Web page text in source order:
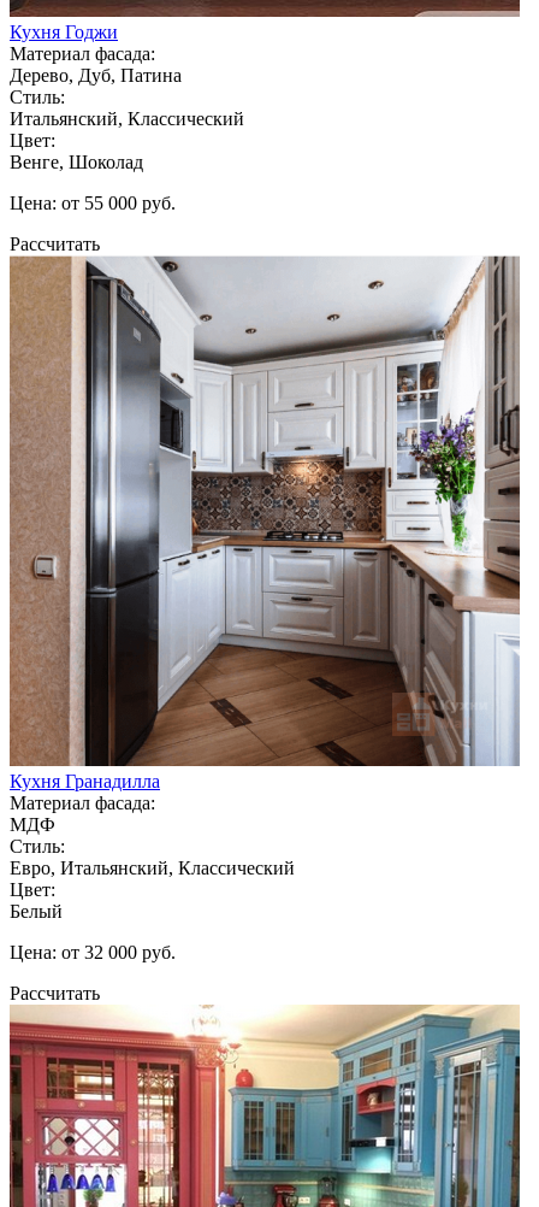
Кухня Годжи
Материал фасада:
Дерево, Дуб, Патина
Стиль:
Итальянский, Классический
Цвет:
Венге, Шоколад
Цена: от 55 000 руб.
Рассчитать
Кухня Гранадилла
Материал фасада:
МДФ
Стиль:
Евро, Итальянский, Классический
Цвет:
Белый
Цена: от 32 000 руб.
Рассчитать